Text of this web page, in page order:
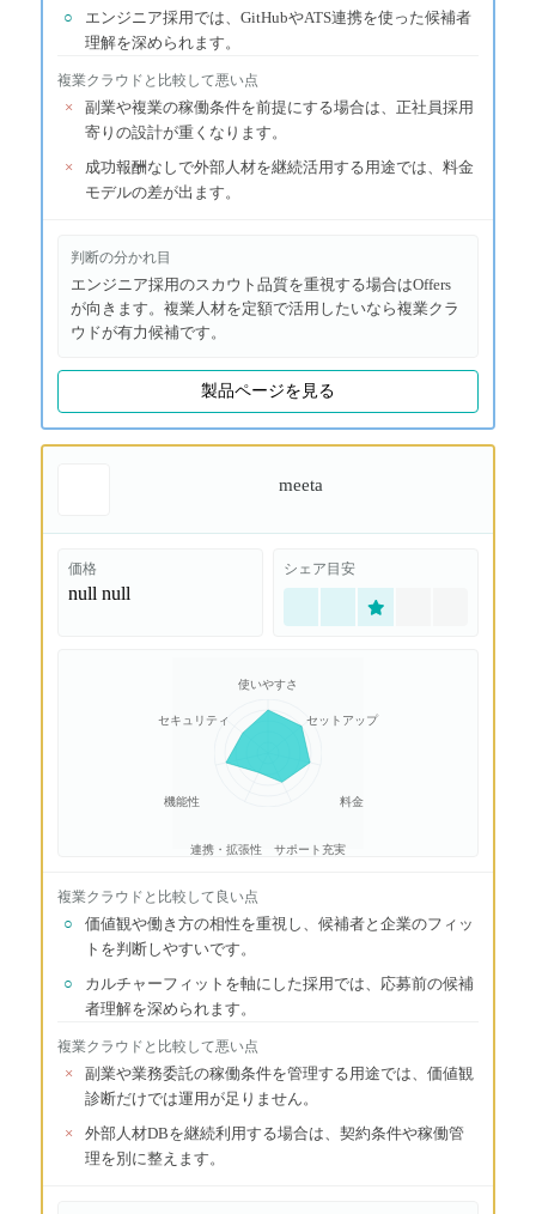
○
エンジニア採用では、GitHubやATS連携を使った候補者
理解を深められます。
複業クラウド と比較して悪い点
×
副業や複業の稼働条件を前提にする場合は、正社員採用
寄りの設計が重くなります。
×
成功報酬なしで外部人材を継続活用する用途では、料金
モデルの差が出ます。
判断の分かれ目
エンジニア採用のスカウト品質を重視する場合はOffers
が向きます。複業人材を定額で活用したいなら複業クラ
ウドが有力候補です。
製品ページを見る
meeta
価格
null null
シェア目安
使いやすさ
セットアップ
料金
サポート充実
連携・拡張性
機能性
セキュリティ
複業クラウド と比較して良い点
○
価値観や働き方の相性を重視し、候補者と企業のフィッ
トを判断しやすいです。
○
カルチャーフィットを軸にした採用では、応募前の候補
者理解を深められます。
複業クラウド と比較して悪い点
×
副業や業務委託の稼働条件を管理する用途では、価値観
診断だけでは運用が足りません。
×
外部人材DBを継続利用する場合は、契約条件や稼働管
理を別に整えます。